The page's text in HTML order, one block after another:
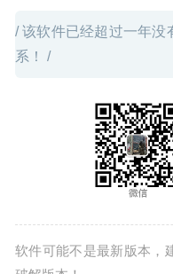
/ 该软件已经超过一年没
系！ /
软件可能不是最新版本，